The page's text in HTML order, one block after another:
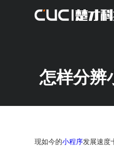
怎样分辨
现如今的小程序发展速度